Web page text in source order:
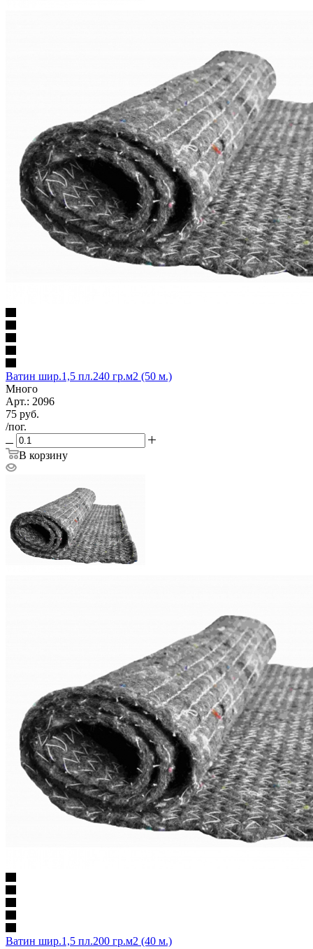
Ватин шир.1,5 пл.240 гр.м2 (50 м.)
Много
Арт.: 2096
75 руб.
/пог.
В корзину
Ватин шир.1,5 пл.200 гр.м2 (40 м.)